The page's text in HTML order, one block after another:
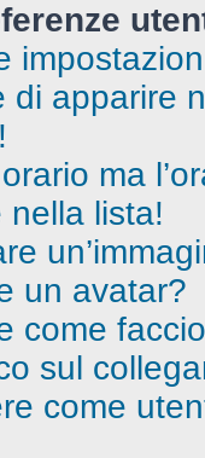
di apparire
ma
nella lista!
un avatar?
come
sul
come